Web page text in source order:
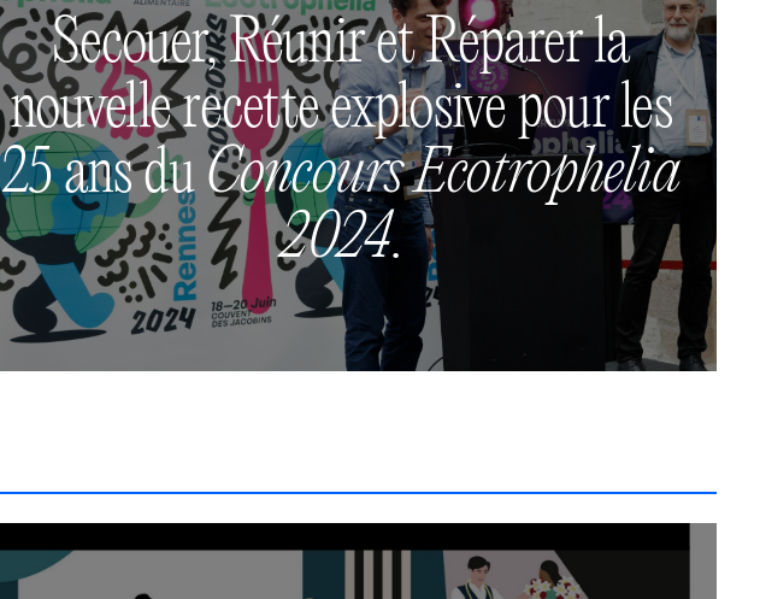
Secouer, Réunir et Réparer la
nouvelle recette explosive pour les
25 ans duConcours Ecotrophelia
2024.